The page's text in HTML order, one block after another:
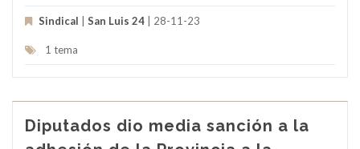
Sindical San Luis 24 | 28-11-23
1 tema
Diputados dio media sanción a la